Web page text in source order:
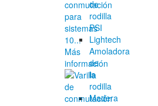
de
rodilla
PSI
Lightech
Amoladora
de
la
rodilla
Madera
conmutación
para
sistemas
10...
Más
información